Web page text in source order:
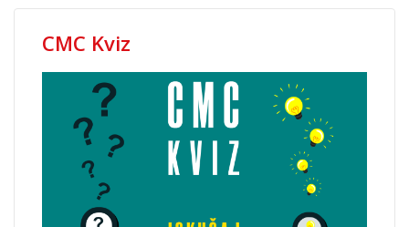
CMC Kviz